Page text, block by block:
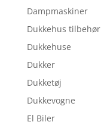
Dampmaskiner
Dukkehus tilbehør
Dukkehuse
Dukker
Dukketøj
Dukkevogne
El Biler